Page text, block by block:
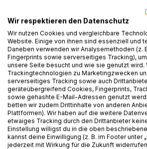
Auf die Merkliste
Titel bewerten
BESCHREIBUNG
Wir respektieren den Datenschutz
Wir nutzen Cookies und vergleichbare
Website. Einige von ihnen sind essenziell und
Daneben verwenden wir Analysemethoden (z.
Fingerprints sowie serverseitiges Tracking),
unsere Seite besucht und wie sie genutzt wird.
Trackingtechnologien zu Marketingzwecken
serverseitiges Tracking sowie auch
geräteübergreifend Cookies, Fingerprints,
sowie gehashte E-Mail-Adressen genutzt
betten wir zudem Drittinhalte von anderen
Plattformen). Wir haben auf die weitere
etwaiges Tracking durch den Drittanbieter
Einstellung willigst du in die oben
kannst deine Einwilligung (z. B. im Footer unter
jederzeit mit Wirkung für die Zukunft